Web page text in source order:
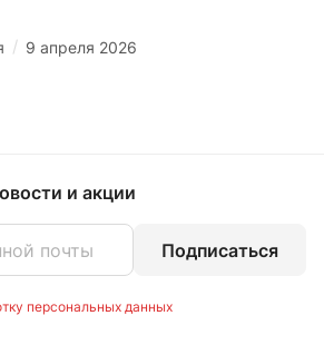
/ 9 апреля 2026
и акции
Подписаться
персональных данных